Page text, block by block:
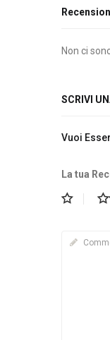
Non ci
SCRIVI
Vuoi
La tua